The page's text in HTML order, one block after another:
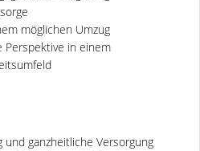
möglichen Umzug
Perspektive in einem
ganzheitliche Versorgung